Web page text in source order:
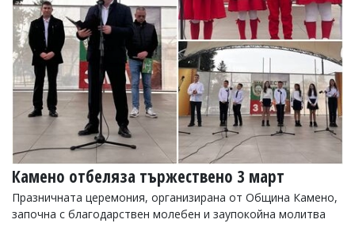
Камено отбеляза тържествено 3 март
Празничната церемония, организирана от Община Камено,
започна с благодарствен молебен и заупокойна молитва